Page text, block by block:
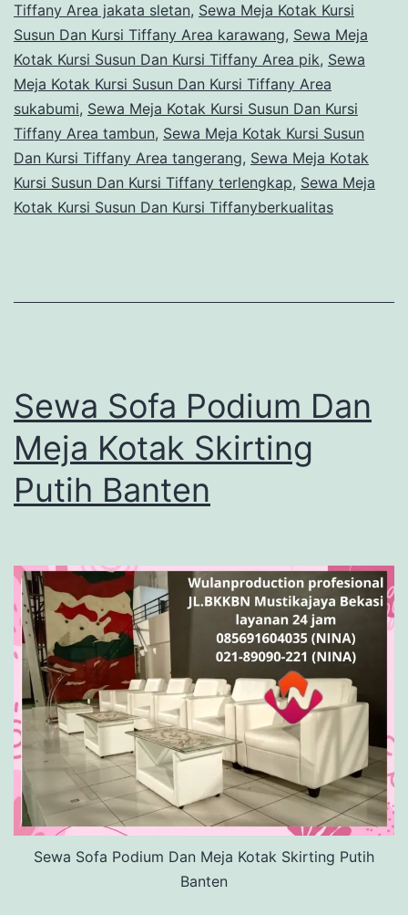
Tiffany Area jakata sletan, Sewa Meja Kotak Kursi
Susun Dan Kursi Tiffany Area karawang, Sewa Meja
Kotak Kursi Susun Dan Kursi Tiffany Area pik, Sewa
Meja Kotak Kursi Susun Dan Kursi Tiffany Area
sukabumi, Sewa Meja Kotak Kursi Susun Dan Kursi
Tiffany Area tambun, Sewa Meja Kotak Kursi Susun
Dan Kursi Tiffany Area tangerang, Sewa Meja Kotak
Kursi Susun Dan Kursi Tiffany terlengkap, Sewa Meja
Kotak Kursi Susun Dan Kursi Tiffanyberkualitas
Sewa Sofa Podium Dan
Meja Kotak Skirting
Putih Banten
Sewa Sofa Podium Dan Meja Kotak Skirting Putih
Banten